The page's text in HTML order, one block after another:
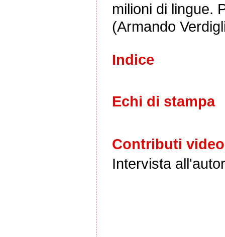
milioni di lingue.
(Armando
Indice
Echi di stampa
Contributi video
Intervista